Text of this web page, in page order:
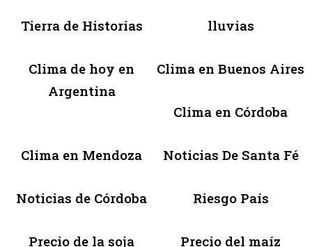
Tierra de Historias lluvias
Clima de hoy en
Argentina
Clima en Buenos Aires
Clima en Córdoba
Clima en Mendoza Noticias De Santa Fé
Noticias de Córdoba Riesgo País
Precio de la soja Precio del maíz